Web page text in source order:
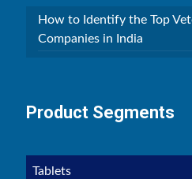
How to Identify the Top
Companies in India
Product Segments
Tablets